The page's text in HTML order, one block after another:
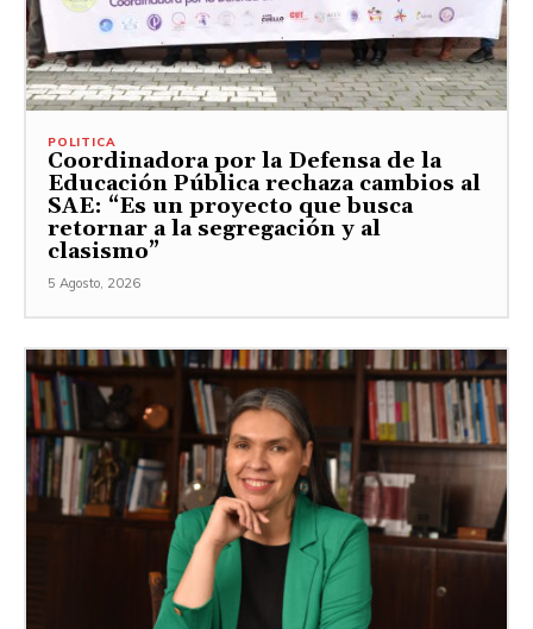
POLITICA
Coordinadora por la Defensa de la
Educación Pública rechaza cambios al
SAE: “Es un proyecto que busca
retornar a la segregación y al
clasismo”
5 Agosto, 2026